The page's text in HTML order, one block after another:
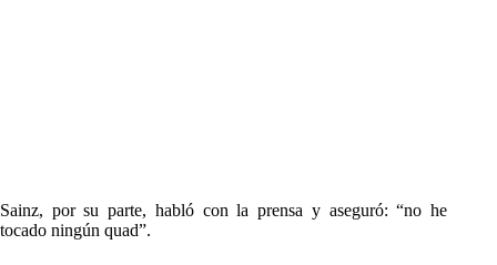
Sainz, por su parte, habló con la prensa y aseguró: “no he
tocado ningún quad”.